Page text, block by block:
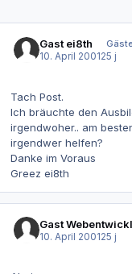
Gast ei8th
10. April 2001 25 j
Tach Post.
Ich bräuchte den
irgendwoher.. am
irgendwer helfen?
Danke im Voraus
Greez ei8th
Gast
10. April 200125 j